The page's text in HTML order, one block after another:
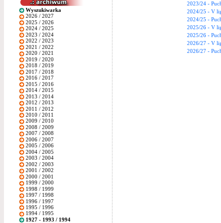
Wyszukiwarka
2026 / 2027
2025 / 2026
2024 / 2025
2023 / 2024
2022 / 2023
2021 / 2022
2020 / 2021
2019 / 2020
2018 / 2019
2017 / 2018
2016 / 2017
2015 / 2016
2014 / 2015
2013 / 2014
2012 / 2013
2011 / 2012
2010 / 2011
2009 / 2010
2008 / 2009
2007 / 2008
2006 / 2007
2005 / 2006
2004 / 2005
2003 / 2004
2002 / 2003
2001 / 2002
2000 / 2001
1999 / 2000
1998 / 1999
1997 / 1998
1996 / 1997
1995 / 1996
1994 / 1995
1927 - 1993 / 1994
2023/24 -
2024/25 - V
2024/25 -
2025/26 - V
2025/26 -
2026/27 - V
2026/27 -